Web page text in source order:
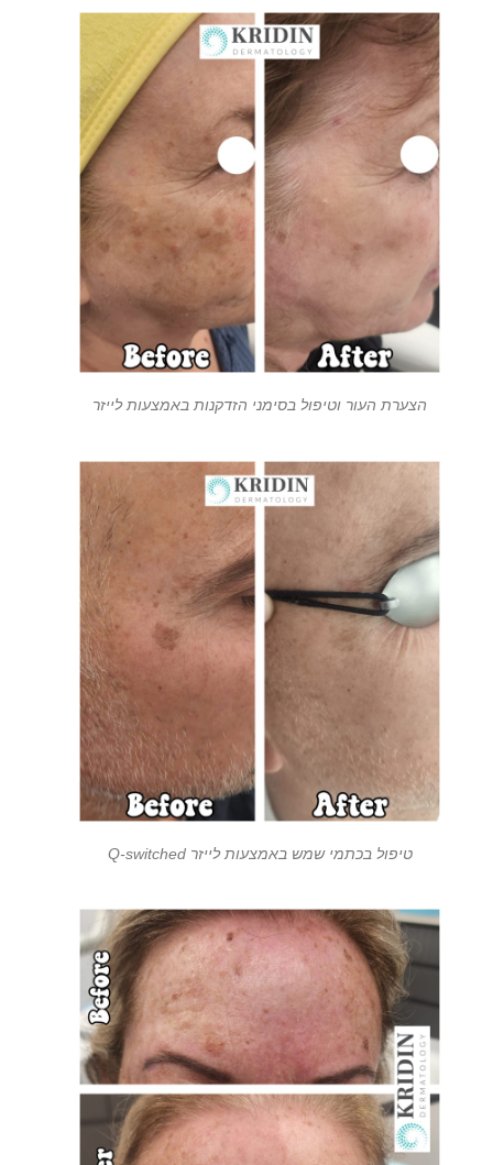
הצערת העור וטיפול בסימני הזדקנות באמצעות לייזר
טיפול בכתמי שמש באמצעות לייזר Q-switched